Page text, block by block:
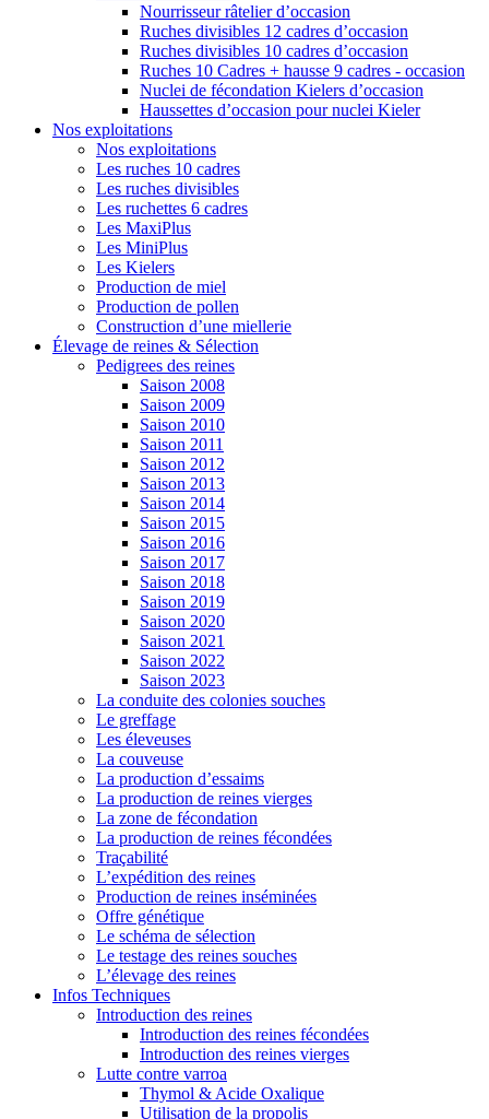
Nourrisseur râtelier d’occasion
Ruches divisibles 12 cadres d’occasion
Ruches divisibles 10 cadres d’occasion
Ruches 10 Cadres + hausse 9 cadres - occasion
Nuclei de fécondation Kielers d’occasion
Haussettes d’occasion pour nuclei Kieler
Nos exploitations
Nos exploitations
Les ruches 10 cadres
Les ruches divisibles
Les ruchettes 6 cadres
Les MaxiPlus
Les MiniPlus
Les Kielers
Production de miel
Production de pollen
Construction d’une miellerie
Élevage de reines & Sélection
Pedigrees des reines
Saison 2008
Saison 2009
Saison 2010
Saison 2011
Saison 2012
Saison 2013
Saison 2014
Saison 2015
Saison 2016
Saison 2017
Saison 2018
Saison 2019
Saison 2020
Saison 2021
Saison 2022
Saison 2023
La conduite des colonies souches
Le greffage
Les éleveuses
La couveuse
La production d’essaims
La production de reines vierges
La zone de fécondation
La production de reines fécondées
Traçabilité
L’expédition des reines
Production de reines inséminées
Offre génétique
Le schéma de sélection
Le testage des reines souches
L’élevage des reines
Infos Techniques
Introduction des reines
Introduction des reines fécondées
Introduction des reines vierges
Lutte contre varroa
Thymol & Acide Oxalique
Utilisation de la propolis